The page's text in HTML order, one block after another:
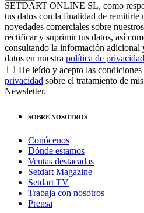
SETDART ONLINE SL, como
tus datos con la finalidad de remitirte
novedades comerciales sobre
rectificar y suprimir tus datos, así
consultando la información adicional
datos en nuestra política de privacidad
He leído y acepto las condiciones
privacidad sobre el tratamiento de
Newsletter.
SOBRE NOSOTROS
Conócenos
Dónde estamos
Ventas destacadas
Setdart Magazine
Setdart TV
Trabaja con nosotros
Prensa